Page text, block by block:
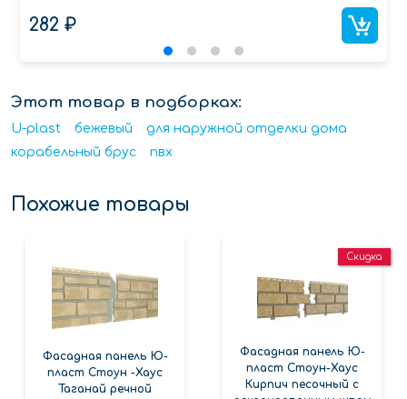
282 ₽
Этот товар в подборках:
U-plast бежевый
для наружной отделки дома
корабельный брус
пвх
Похожие товары
Фасадная панель Ю-
пласт Стоун -Хаус
Таганай речной
Фасадная панель Ю-
пласт Стоун-Хаус
Кирпич песочный с
Скидка